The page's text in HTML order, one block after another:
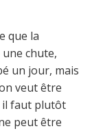
que la
chute,
un jour, mais
veut être
il faut plutôt
peut être